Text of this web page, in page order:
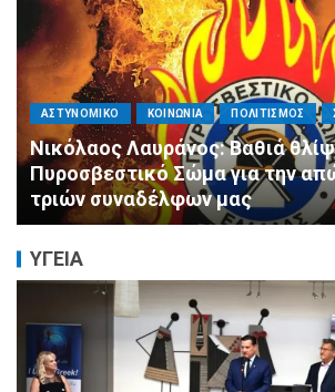
ΑΓΙΟΣ ΔΗΜΗΤΡΙΟΣ ΕΚΚΛΗΣΙΑ - ΑΡΧΟΝΤΑΡΙΚΙ
Με κατάνυξη και λαμπρότητα ο
της Μεταμορφώσεως του
Ασύρματο
ΥΓΕΙΑ